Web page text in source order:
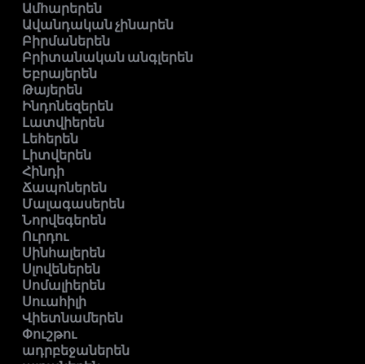
Ամհարերեն
Ավանդական չինարեն
Բիրմաներեն
Բրիտանական անգլերեն
Եբրայերեն
Թայերեն
Ինդոնեզերեն
Լատվիերեն
Լեհերեն
Լիտվերեն
Հինդի
Ճապոներեն
Մալագասերեն
Նորվեգերեն
Ուրդու
Սինհալերեն
Սլովեներեն
Սոմալիերեն
Սուահիլի
Վիետնամերեն
Փուշթու
ադրբեջաներեն